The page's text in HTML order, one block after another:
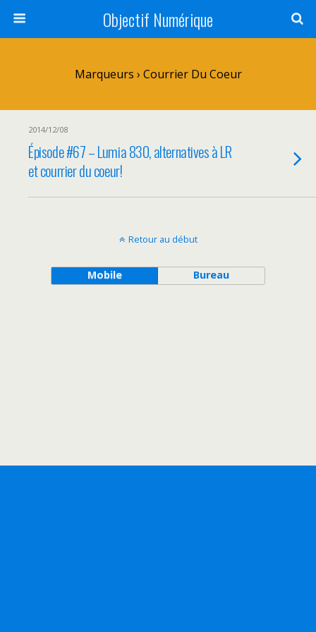
Objectif Numérique
Marqueurs › Courrier Du Coeur
2014/12/08
Épisode #67 – Lumia 830, alternatives à LR
et courrier du coeur!
Retour au début
Mobile Bureau